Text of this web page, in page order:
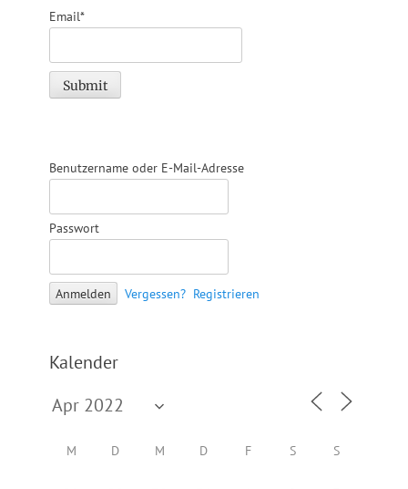
Email*
Benutzername oder E-Mail-Adresse
Passwort
Vergessen? Registrieren
Kalender
M D M D F S S